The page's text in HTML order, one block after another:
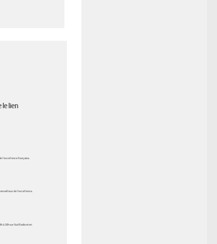
le lien
l’excellence française.
de l’excellence.
à 20h surSud Radioet en